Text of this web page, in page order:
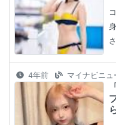
4年前 マイナビニュ